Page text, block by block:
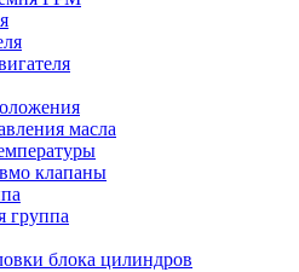
масла
клапаны
группа
блока цилиндров